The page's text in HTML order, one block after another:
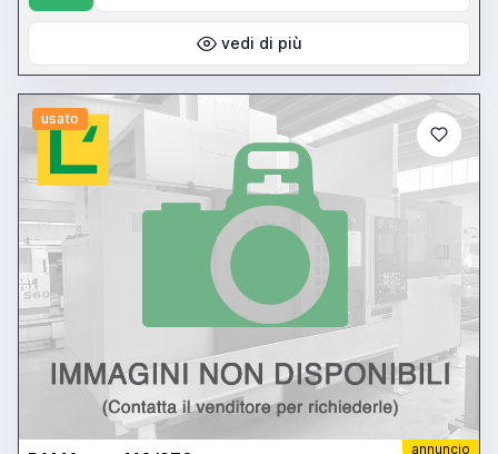
vedi di più
usato
annuncio